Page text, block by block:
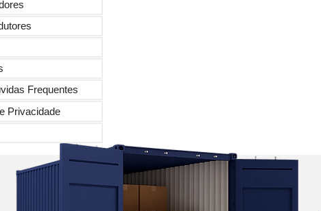
Frequentes
Privacidade